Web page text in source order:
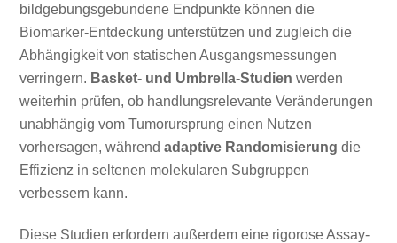
bildgebungsgebundene Endpunkte können die
Biomarker-Entdeckung unterstützen und zugleich die
Abhängigkeit von statischen Ausgangsmessungen
verringern. Basket- und Umbrella-Studien werden
weiterhin prüfen, ob handlungsrelevante Veränderungen
unabhängig vom Tumorursprung einen Nutzen
vorhersagen, währendadaptive Randomisierung die
Effizienz in seltenen molekularen Subgruppen
verbessern kann.
Diese Studien erfordern außerdem eine rigorose Assay-